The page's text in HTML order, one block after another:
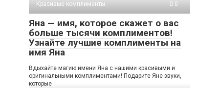
Красивые комплименты
0
Яна — имя, которое скажет о вас
больше тысячи комплиментов!
Узнайте лучшие комплименты на
имя Яна
Вдыхайте магию имени Яна с нашими красивыми и
оригинальными комплиментами! Подарите Яне звуки,
которые